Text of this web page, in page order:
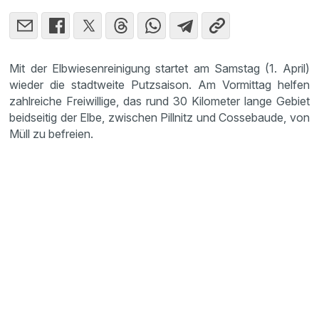
Mit der Elbwiesenreinigung startet am Samstag (1. April)
wieder die stadtweite Putzsaison. Am Vormittag helfen
zahlreiche Freiwillige, das rund 30 Kilometer lange Gebiet
beidseitig der Elbe, zwischen Pillnitz und Cossebaude, von
Müll zu befreien.